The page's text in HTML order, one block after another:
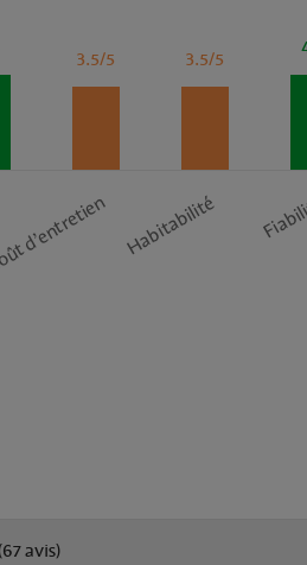
3.5/5
d’entretien
3.5/5
Habitabilité
avis)